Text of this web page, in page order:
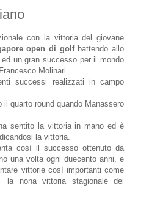
con la vittoria del giovane
open di golfbattendo allo
un gran successo per il mondo
Molinari.
successi realizzati in campo
quarto round quando Manassero
sentito la vittoria in mano ed è
la vittoria.
così il successo ottenuto da
una volta ogni duecento anni, e
vittorie così importanti come
nona vittoria stagionale dei